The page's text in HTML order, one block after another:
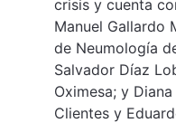
crisis y cuenta
Manuel Gallardo
de Neumología
Salvador Díaz
Oximesa; y
Clientes y